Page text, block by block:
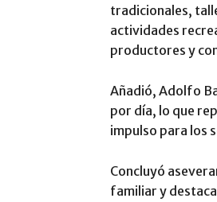
tradicionales,
actividades
productores y
Añadió, Adolfo
por día, lo que
impulso para los
Concluyó
familiar y